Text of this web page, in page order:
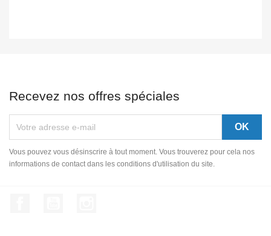
Recevez nos offres spéciales
Vous pouvez vous désinscrire à tout moment. Vous trouverez pour cela nos
informations de contact dans les conditions d'utilisation du site.